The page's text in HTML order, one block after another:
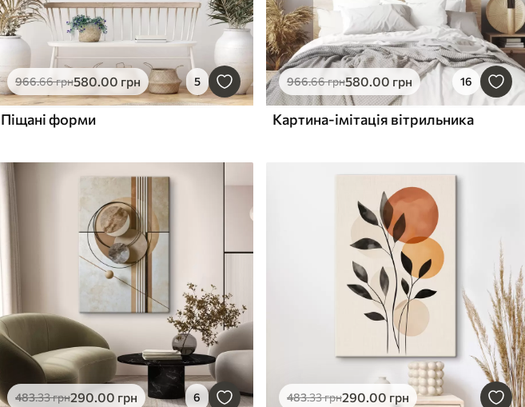
966.66грн580.00 грн 5
Піщані форми
966.66грн580.00 грн 16
Картина-імітація вітрильника
483.33грн290.00 грн 6 483.33грн290.00 грн